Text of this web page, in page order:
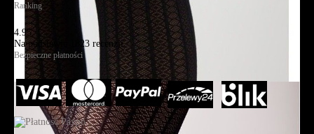
Ranking
4.95
Na podstawie
1823 recenzji
Bezpieczne płatności